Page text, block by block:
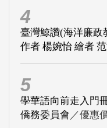
4
臺灣鯨讚(海洋廉政
作者 楊婉怡 繪者
5
學華語向前走入門
僑務委員會 ／優惠